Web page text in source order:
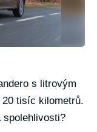
s litrovým
20 tisíc kilometrů.
spolehlivosti?